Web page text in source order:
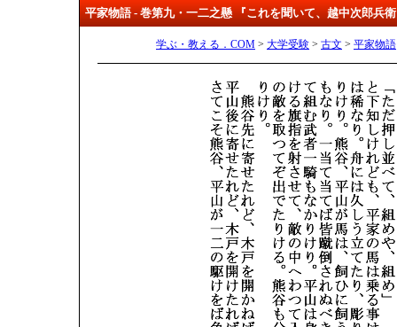
平家物語 - 巻第九・一二之懸 『これを聞いて、越中次郎兵
学ぶ・教える．COM > 大学受験 > 古文 > 平家物語